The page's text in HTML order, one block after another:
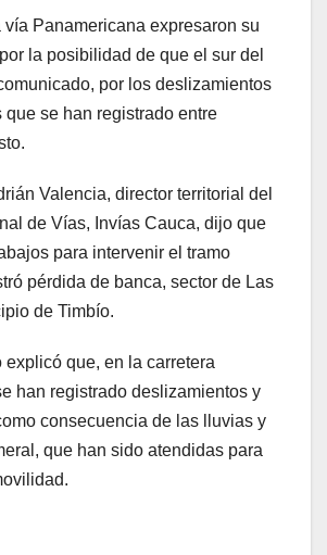
vía Panamericana expresaron su
la posibilidad de que el sur del
por los deslizamientos
que se han registrado entre
Valencia, director territorial del
de Vías, Invías Cauca, dijo que
para intervenir el tramo
pérdida de banca, sector de Las
de Timbío.
explicó que, en la carretera
han registrado deslizamientos y
consecuencia de las lluvias y
que han sido atendidas para